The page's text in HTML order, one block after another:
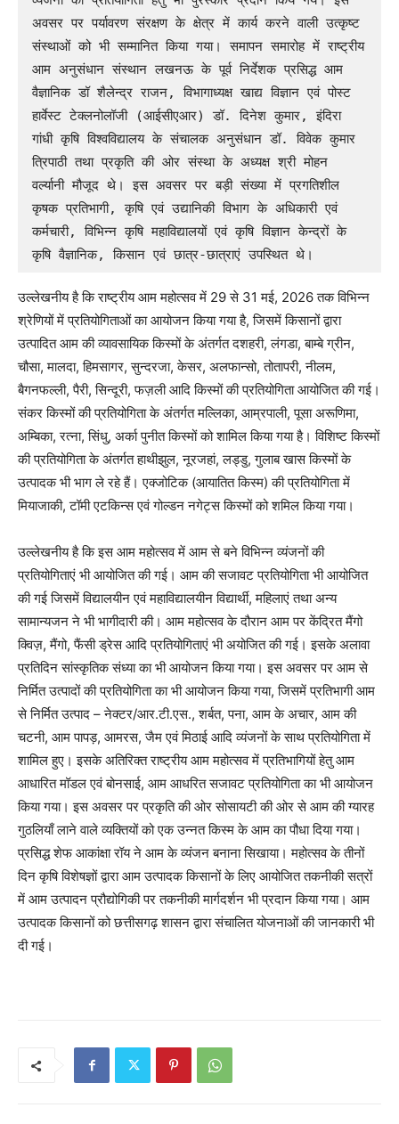
अवसर पर पर्यावरण संरक्षण के क्षेत्र में कार्य करने वाली उत्कृष्ट
संस्थाओं को भी सम्मानित किया गया। समापन समारोह में राष्ट्रीय
आम अनुसंधान संस्थान लखनऊ के पूर्व निर्देशक प्रसिद्ध आम
वैज्ञानिक डॉ शैलेन्द्र राजन, विभागाध्यक्ष खाद्य विज्ञान एवं पोस्ट
हार्वेस्ट टेक्लनोलॉजी (आईसीएआर) डॉ. दिनेश कुमार, इंदिरा
गांधी कृषि विश्वविद्यालय के संचालक अनुसंधान डॉ. विवेक कुमार
त्रिपाठी तथा प्रकृति की ओर संस्था के अध्यक्ष श्री मोहन
वर्ल्यानी मौजूद थे। इस अवसर पर बड़ी संख्या में प्रगतिशील
कृषक प्रतिभागी, कृषि एवं उद्यानिकी विभाग के अधिकारी एवं
कर्मचारी, विभिन्न कृषि महाविद्यालयों एवं कृषि विज्ञान केन्द्रों के
कृषि वैज्ञानिक, किसान एवं छात्र-छात्राएं उपस्थित थे।
उल्लेखनीय है कि राष्ट्रीय आम महोत्सव में 29 से 31 मई, 2026 तक विभिन्न
श्रेणियों में प्रतियोगिताओं का आयोजन किया गया है, जिसमें किसानों द्वारा
उत्पादित आम की व्यावसायिक किस्मों के अंतर्गत दशहरी, लंगडा, बाम्बे ग्रीन,
चौसा, मालदा, हिमसागर, सुन्दरजा, केसर, अलफान्सो, तोतापरी, नीलम,
बैगनफल्ली, पैरी, सिन्दूरी, फज़ली आदि किस्मों की प्रतियोगिता आयोजित की गई।
संकर किस्मों की प्रतियोगिता के अंतर्गत मल्लिका, आम्रपाली, पूसा अरूणिमा,
अम्बिका, रत्ना, सिंधु, अर्का पुनीत किस्मों को शामिल किया गया है। विशिष्ट किस्मों
की प्रतियोगिता के अंतर्गत हाथीझुल, नूरजहां, लड्डु, गुलाब खास किस्मों के
उत्पादक भी भाग ले रहे हैं। एक्जोटिक (आयातित किस्म) की प्रतियोगिता में
मियाजाकी, टॉमी एटकिन्स एवं गोल्डन नगेट्स किस्मों को शमिल किया गया।
उल्लेखनीय है कि इस आम महोत्सव में आम से बने विभिन्न व्यंजनों की
प्रतियोगिताएं भी आयोजित की गई। आम की सजावट प्रतियोगिता भी आयोजित
की गई जिसमें विद्यालयीन एवं महाविद्यालयीन विद्यार्थी, महिलाएं तथा अन्य
सामान्यजन ने भी भागीदारी की। आम महोत्सव के दौरान आम पर केंद्रित मैंगो
क्विज़, मैंगो, फैंसी ड्रेस आदि प्रतियोगिताएं भी अयोजित की गई। इसके अलावा
प्रतिदिन सांस्कृतिक संध्या का भी आयोजन किया गया। इस अवसर पर आम से
निर्मित उत्पादों की प्रतियोगिता का भी आयोजन किया गया, जिसमें प्रतिभागी आम
से निर्मित उत्पाद – नेक्टर/आर.टी.एस., शर्बत, पना, आम के अचार, आम की
चटनी, आम पापड़, आमरस, जैम एवं मिठाई आदि व्यंजनों के साथ प्रतियोगिता में
शामिल हुए। इसके अतिरिक्त राष्ट्रीय आम महोत्सव में प्रतिभागियों हेतु आम
आधारित मॉडल एवं बोनसाई, आम आधरित सजावट प्रतियोगिता का भी आयोजन
किया गया। इस अवसर पर प्रकृति की ओर सोसायटी की ओर से आम की ग्यारह
गुठलियाँ लाने वाले व्यक्तियों को एक उन्नत किस्म के आम का पौधा दिया गया।
प्रसिद्ध शेफ आकांक्षा रॉय ने आम के व्यंजन बनाना सिखाया। महोत्सव के तीनों
दिन कृषि विशेषज्ञों द्वारा आम उत्पादक किसानों के लिए आयोजित तकनीकी सत्रों
में आम उत्पादन प्रौद्योगिकी पर तकनीकी मार्गदर्शन भी प्रदान किया गया। आम
उत्पादक किसानों को छत्तीसगढ़ शासन द्वारा संचालित योजनाओं की जानकारी भी
दी गई।